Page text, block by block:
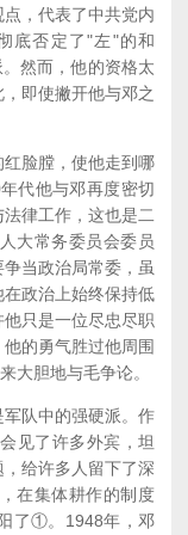
，代表了中共党内
底否定了"左"的和
然而，他的资格太
即使撇开他与邓之
脸膛，使他走到哪
代他与邓再度密切
律工作，这也是二
大常务委员会委员
当政治局常委，虽
政治上始终保持低
只是一位尽忠尽职
的勇气胜过他周围
大胆地与毛争论。
队中的强硬派。作
见了许多外宾，坦
给许多人留下了深
在集体耕作的制度
了①。1948年，邓